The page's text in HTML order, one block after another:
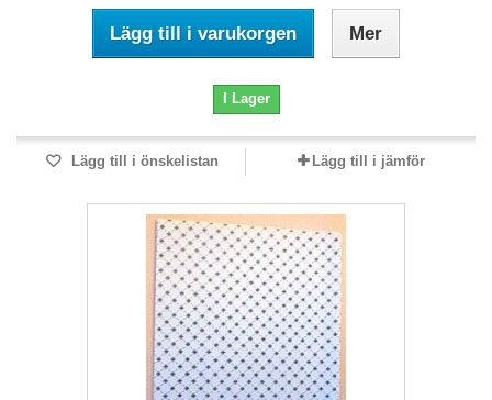
Lägg till i varukorgen Mer
I Lager
Lägg till i önskelistan Lägg till i jämför